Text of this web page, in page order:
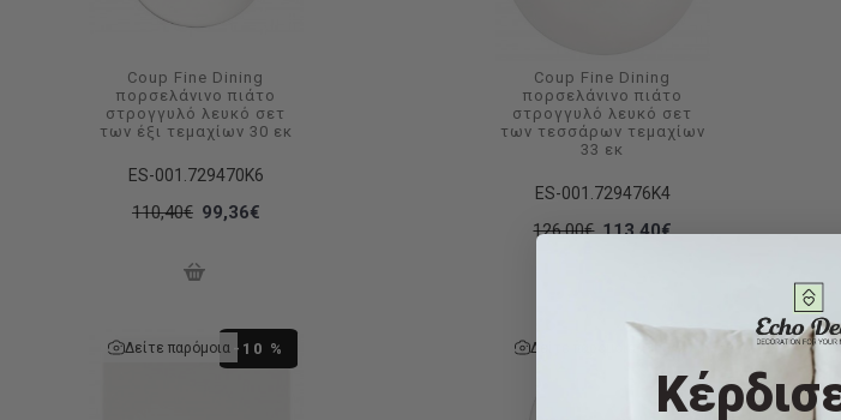
ES-001.729470K6
Coup Fine Dining
πορσελάνινο πιάτο
στρογγυλό λευκό σετ
των έξι τεμαχίων 30 εκ
110,40€ 99,36€
ES-001.729476K4
Coup Fine Dining
πορσελάνινο πιάτο
στρογγυλό λευκό σετ
των τεσσάρων τεμαχίων
33 εκ
126,00€ 113,40€
-10 %
Δείτε παρόμοια Δείτε παρόμοια